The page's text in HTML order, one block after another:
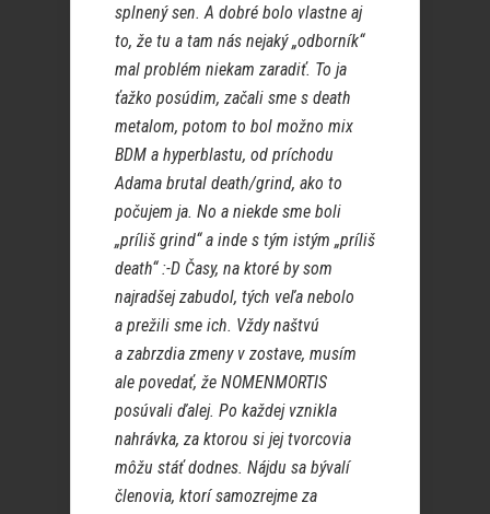
splnený sen. A dobré bolo vlastne aj
to, že tu a tam nás nejaký „odborník“
mal problém niekam zaradiť. To ja
ťažko posúdim, začali sme s death
metalom, potom to bol možno mix
BDM a hyperblastu, od príchodu
Adama brutal death/grind, ako to
počujem ja. No a niekde sme boli
„príliš grind“ a inde s tým istým „príliš
death“ :-D Časy, na ktoré by som
najradšej zabudol, tých veľa nebolo
a prežili sme ich. Vždy naštvú
a zabrzdia zmeny v zostave, musím
ale povedať, že NOMENMORTIS
posúvali ďalej. Po každej vznikla
nahrávka, za ktorou si jej tvorcovia
môžu stáť dodnes. Nájdu sa bývalí
členovia, ktorí samozrejme za